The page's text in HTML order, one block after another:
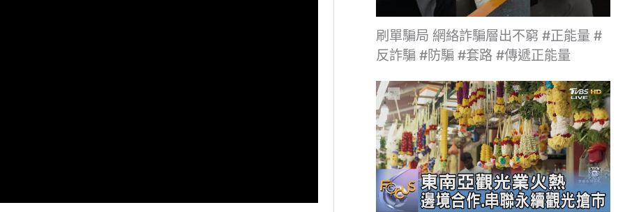
刷單騙局 網絡詐騙層出不窮 #正能量 #
反詐騙 #防騙 #套路 #傳遞正能量